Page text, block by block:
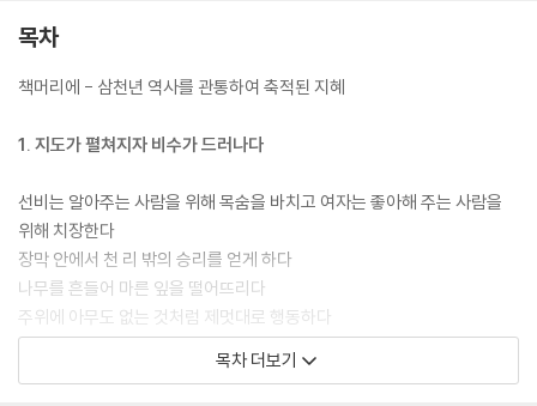
목차
책머리에 - 삼천년 역사를 관통하여 축적된 지혜
1. 지도가 펼쳐지자 비수가 드러나다
선비는 알아주는 사람을 위해 목숨을 바치고 여자는 좋아해 주는 사람을
위해 치장한다
장막 안에서 천 리 밖의 승리를 얻게 하다
나무를 흔들어 마른 잎을 떨어뜨리다
주위에 아무도 없는 것처럼 제멋대로 행동하다
지도가 펼쳐지자 비수가 드러나다
목차 더보기